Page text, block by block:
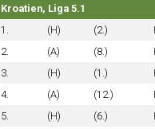
Kroatien, Liga 5.1
1.
(H) (2.)
2.
(A) (8.)
3.
(H) (1.)
4.
(A) (12.)
5.
(H) (6.)